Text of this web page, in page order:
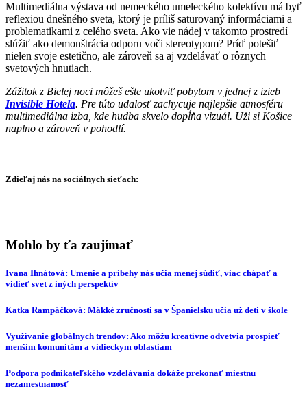
Multimediálna výstava od nemeckého umeleckého kolektívu má byť
reflexiou dnešného sveta, ktorý je príliš saturovaný informáciami a
problematikami z celého sveta. Ako vie nádej v takomto prostredí
slúžiť ako demonštrácia odporu voči stereotypom? Príď potešiť
nielen svoje estetično, ale zároveň sa aj vzdelávať o rôznych
svetových hnutiach.
Zážitok z Bielej noci môžeš ešte ukotviť pobytom v jednej z izieb
Invisible Hotela. Pre túto udalosť zachycuje najlepšie atmosféru
multimediálna izba, kde hudba skvelo dopĺňa vizuál. Uži si Košice
naplno a zároveň v pohodlí.
Zdieľaj nás na sociálnych sieťach:
Mohlo by ťa zaujímať
Ivana Ihnátová: Umenie a príbehy nás učia menej súdiť, viac chápať a
vidieť svet z iných perspektív
Katka Rampáčková: Mäkké zručnosti sa v Španielsku učia už deti v škole
Využívanie globálnych trendov: Ako môžu kreatívne odvetvia prospieť
menším komunitám a vidieckym oblastiam
Podpora podnikateľského vzdelávania dokáže prekonať miestnu
nezamestnanosť